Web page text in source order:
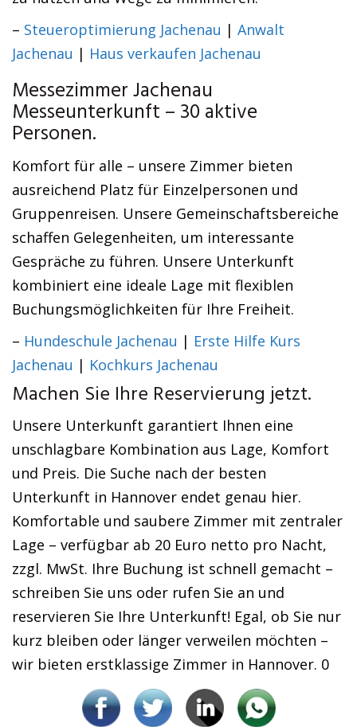
– Steueroptimierung Jachenau | Anwalt
Jachenau | Haus verkaufen Jachenau
Messezimmer Jachenau
Messeunterkunft – 30 aktive
Personen.
Komfort für alle – unsere Zimmer bieten
ausreichend Platz für Einzelpersonen und
Gruppenreisen. Unsere Gemeinschaftsbereiche
schaffen Gelegenheiten, um interessante
Gespräche zu führen. Unsere Unterkunft
kombiniert eine ideale Lage mit flexiblen
Buchungsmöglichkeiten für Ihre Freiheit.
– Hundeschule Jachenau | Erste Hilfe Kurs
Jachenau | Kochkurs Jachenau
Machen Sie Ihre Reservierung jetzt.
Unsere Unterkunft garantiert Ihnen eine
unschlagbare Kombination aus Lage, Komfort
und Preis. Die Suche nach der besten
Unterkunft in Hannover endet genau hier.
Komfortable und saubere Zimmer mit zentraler
Lage – verfügbar ab 20 Euro netto pro Nacht,
zzgl. MwSt. Ihre Buchung ist schnell gemacht –
schreiben Sie uns oder rufen Sie an und
reservieren Sie Ihre Unterkunft! Egal, ob Sie nur
kurz bleiben oder länger verweilen möchten –
wir bieten erstklassige Zimmer in Hannover. 0